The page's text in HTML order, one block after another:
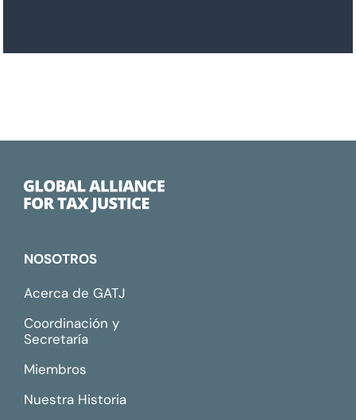
NOSOTROS
Acerca de GATJ
Coordinación y
Secretaría
Miembros
Nuestra Historia